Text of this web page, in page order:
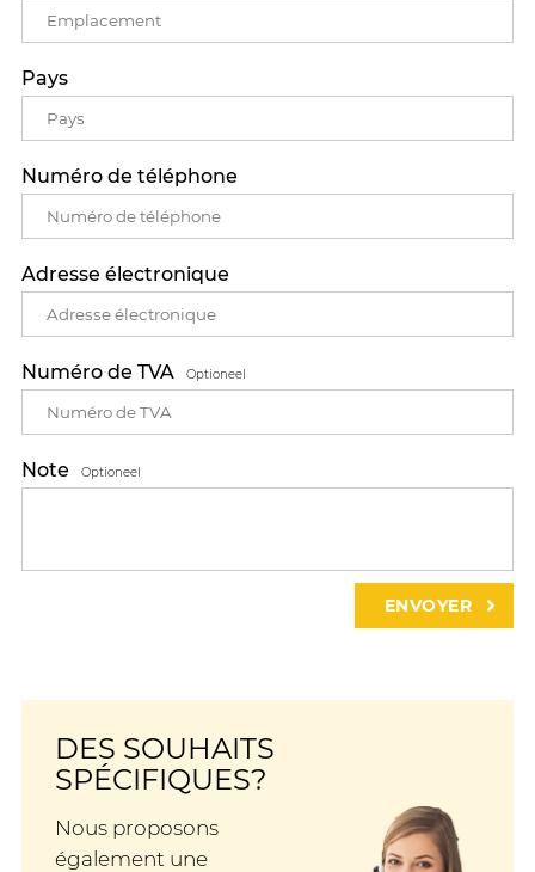
Pays
Numéro de téléphone
Adresse électronique
Numéro de TVA Optioneel
Note Optioneel
DES SOUHAITS
SPÉCIFIQUES?
Nous proposons
également une